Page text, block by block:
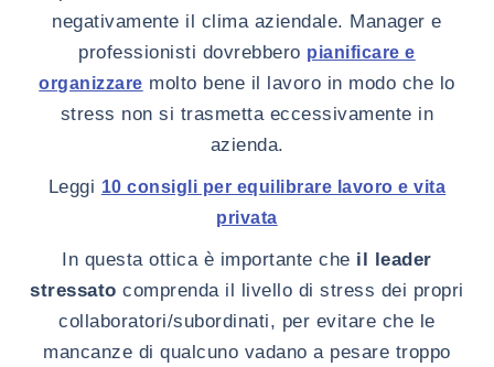
negativamente il clima aziendale. Manager e
professionisti dovrebbero pianificare e
organizzare molto bene il lavoro in modo che lo
stress non si trasmetta eccessivamente in
azienda.
Leggi 10 consigli per equilibrare lavoro e vita
privata
In questa ottica è importante che il leader
stressato comprenda il livello di stress dei propri
collaboratori/subordinati, per evitare che le
mancanze di qualcuno vadano a pesare troppo